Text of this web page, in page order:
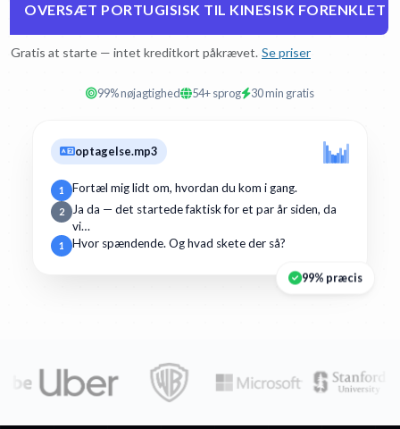
OVERSÆT PORTUGISISK TIL KINESISK FORENKLET
Gratis at starte — intet kreditkort påkrævet. Se priser
99% nøjagtighed 54+ sprog 30 min gratis
optagelse.mp3
1 Fortæl mig lidt om, hvordan du kom i gang.
2
Ja da — det startede faktisk for et par år siden, da
vi…
1 Hvor spændende. Og hvad skete der så?
99% præcis